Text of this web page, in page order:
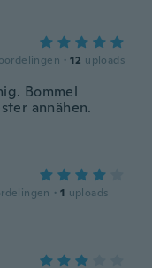
· 12 uploads
Bommel
annähen.
· 1 uploads